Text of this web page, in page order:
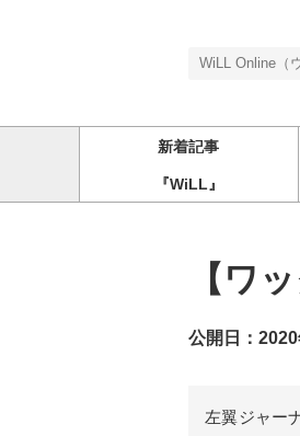
新着記事
『WiLL』
【ワ
公開日：
左翼ジャー